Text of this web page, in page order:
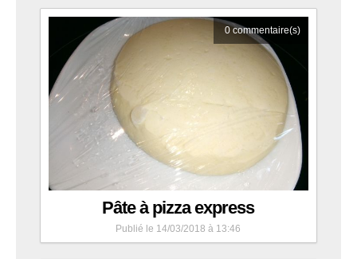
0 commentaire(s)
Pâte à pizza express
Publié le 14/03/2018 à 13:46